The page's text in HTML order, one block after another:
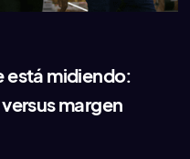
está midiendo:
margen